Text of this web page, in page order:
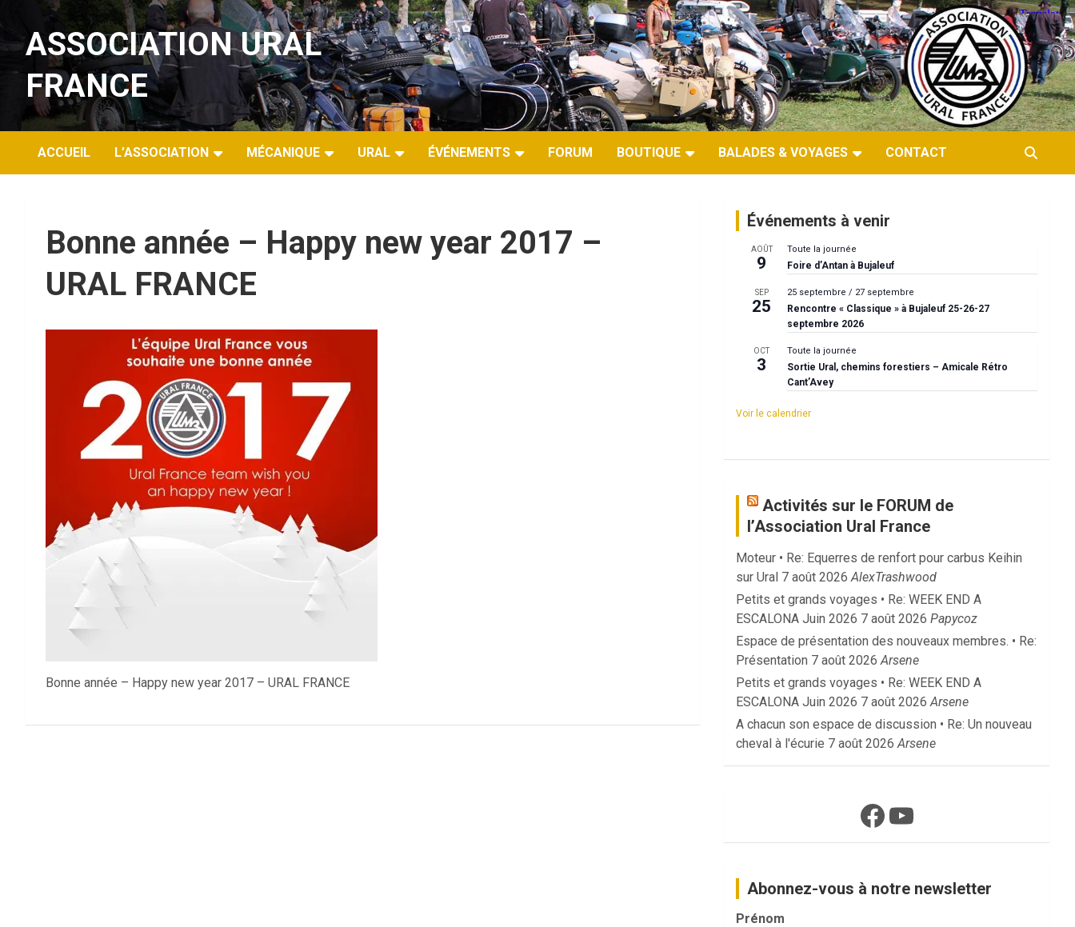
au
contenuASSOCIATION URAL
FRANCE
ACCUEIL L’ASSOCIATION MÉCANIQUE URAL ÉVÉNEMENTS FORUM BOUTIQUE BALADES & VOYAGES CONTACT
Bonne année – Happy new year 2017 –
URAL FRANCE
Bonne année – Happy new year 2017 – URAL FRANCE
Événements à venir
AOÛT
9
Toute la journée
Foire d’Antan à Bujaleuf
SEP
25
25 septembre / 27 septembre
Rencontre « Classique » à Bujaleuf 25-26-27
septembre 2026
OCT
3
Toute la journée
Sortie Ural, chemins forestiers – Amicale Rétro
Cant’Avey
Voir le calendrier
Activités sur le FORUM de
l’Association Ural France
Moteur • Re: Equerres de renfort pour carbus Keihin
sur Ural 7 août 2026 AlexTrashwood
Petits et grands voyages • Re: WEEK END A
ESCALONA Juin 2026 7 août 2026 Papycoz
Espace de présentation des nouveaux membres. • Re:
Présentation 7 août 2026 Arsene
Petits et grands voyages • Re: WEEK END A
ESCALONA Juin 2026 7 août 2026 Arsene
A chacun son espace de discussion • Re: Un nouveau
cheval à l'écurie 7 août 2026 Arsene
Facebook
YouTube
Abonnez-vous à notre newsletter
Prénom